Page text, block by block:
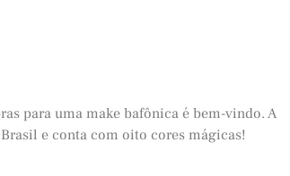
para uma make bafônica é bem-vindo. A
e conta com oito cores mágicas!